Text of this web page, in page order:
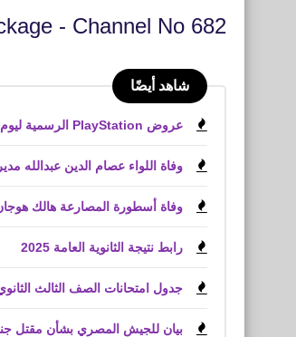
- Channel No 682
شاهد أيضًا
عروض PlayStation الرسمية ليوم الجمعة الأسود 2025 لعبة Battlefield 6
وفاة اللواء عصام الدين عبدالله
وفاة أسطورة المصارعة هالك هوجان
رابط نتيجة الثانوية العامة 2025
جدول امتحانات الصف الثالث الثانوي 2025 علمي وأدبي بعد اعتماد وزير
بيان للجيش المصري بشأن مقتل